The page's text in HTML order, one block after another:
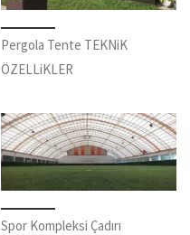
Pergola Tente TEKNiK
ÖZELLiKLER
Spor Kompleksi Çadırı